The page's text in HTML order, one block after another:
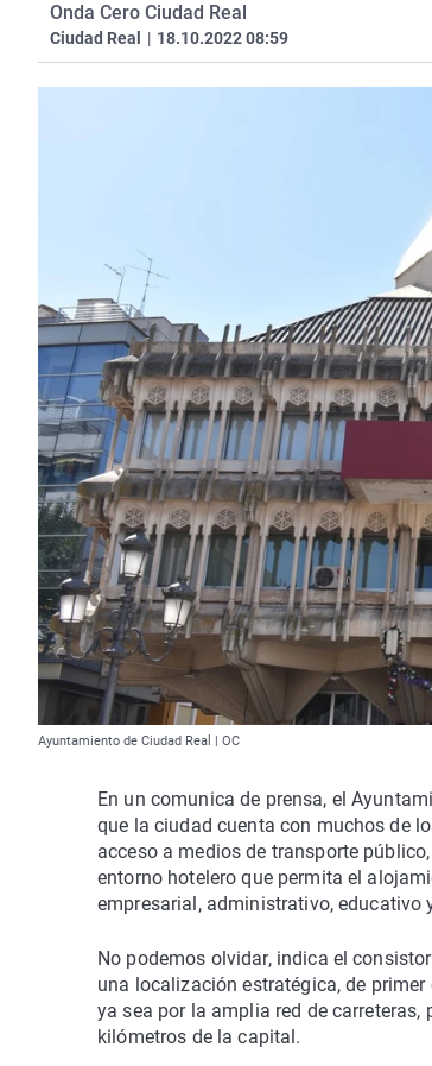
Onda Cero Ciudad Real
Ciudad Real | 18.10.2022 08:59
Ayuntamiento de Ciudad Real | OC
En un comunica de prensa, el
que la ciudad cuenta con muchos de
acceso a medios de transporte
entorno hotelero que permita el
empresarial, administrativo, educativo
No podemos olvidar, indica el
una localización estratégica, de
ya sea por la amplia red de
kilómetros de la capital.